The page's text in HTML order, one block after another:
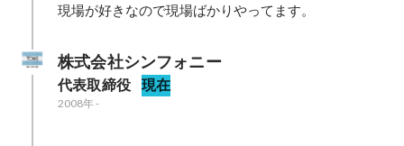
現場が好きなので現場ばかりやってます。
株式会社シンフォニー
代表取締役 現在
2008年-